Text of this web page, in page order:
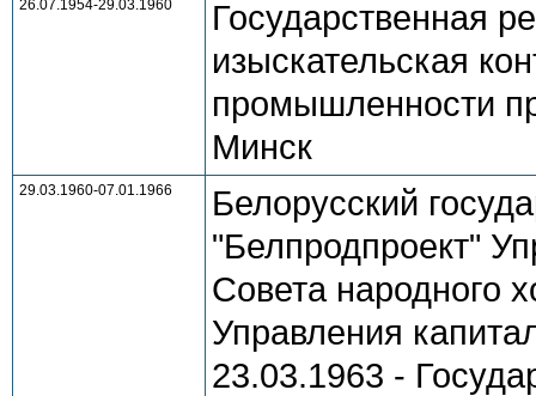
26.07.1954-29.03.1960
Государственная
изыскательская
промышленности
Минск
29.03.1960-07.01.1966
Белорусский
"Белпродпроект"
Совета народного
Управления
23.03.1963 -